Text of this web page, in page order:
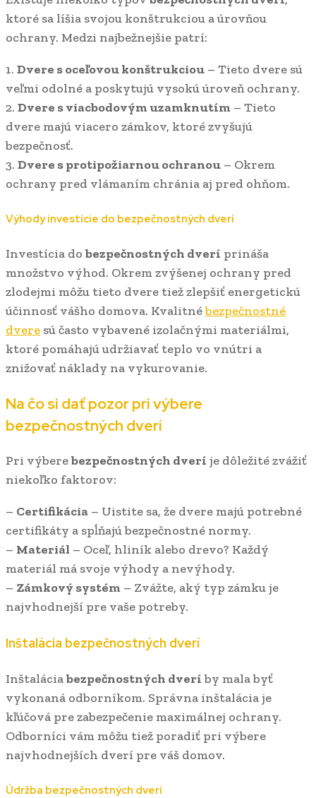
ktoré sa líšia svojou konštrukciou a úrovňou
ochrany. Medzi najbežnejšie patrí:
1. Dvere s oceľovou konštrukciou – Tieto dvere sú
veľmi odolné a poskytujú vysokú úroveň ochrany.
2. Dvere s viacbodovým uzamknutím – Tieto
dvere majú viacero zámkov, ktoré zvyšujú
bezpečnosť.
3. Dvere s protipožiarnou ochranou – Okrem
ochrany pred vlámaním chránia aj pred ohňom.
Výhody investície do bezpečnostných dverí
Investícia do bezpečnostných dverí prináša
množstvo výhod. Okrem zvýšenej ochrany pred
zlodejmi môžu tieto dvere tiež zlepšiť energetickú
účinnosť vášho domova. Kvalitnébezpečnostné
dvere sú často vybavené izolačnými materiálmi,
ktoré pomáhajú udržiavať teplo vo vnútri a
znižovať náklady na vykurovanie.
Na čo si dať pozor pri výbere
bezpečnostných dverí
Pri výberebezpečnostných dverí je dôležité zvážiť
niekoľko faktorov:
– Certifikácia – Uistite sa, že dvere majú potrebné
certifikáty a spĺňajú bezpečnostné normy.
– Materiál – Oceľ, hliník alebo drevo? Každý
materiál má svoje výhody a nevýhody.
– Zámkový systém – Zvážte, aký typ zámku je
najvhodnejší pre vaše potreby.
Inštalácia bezpečnostných dverí
Inštaláciabezpečnostných dveríby mala byť
vykonaná odborníkom. Správna inštalácia je
kľúčová pre zabezpečenie maximálnej ochrany.
Odborníci vám môžu tiež poradiť pri výbere
najvhodnejších dverí pre váš domov.
Údržba bezpečnostných dverí